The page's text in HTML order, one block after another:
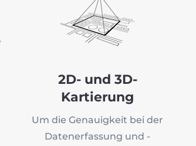
2D- und 3D-
Kartierung
Um die Genauigkeit bei der
Datenerfassung und -